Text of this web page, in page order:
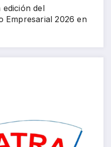
edición del
Empresarial 2026 en